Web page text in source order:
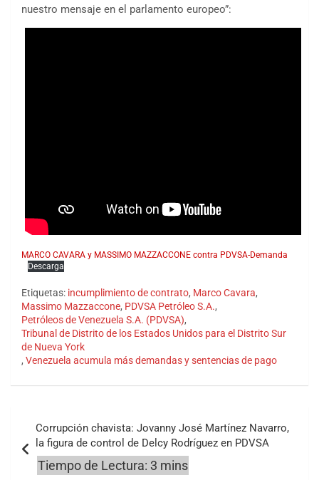
nuestro mensaje en el parlamento europeo”:
MARCO CAVARA y MASSIMO MAZZACCONE contra PDVSA-Demanda
Descarga
Etiquetas: incumplimiento de contrato, Marco Cavara,
Massimo Mazzaccone, PDVSA Petróleo S.A.,
Petróleos de Venezuela S.A. (PDVSA),
Tribunal de Distrito de los Estados Unidos para el Distrito Sur
de Nueva York
, Venezuela acumula más demandas y sentencias de pago
de
entradas
Corrupción chavista: Jovanny José Martínez Navarro,
la figura de control de Delcy Rodríguez en PDVSA